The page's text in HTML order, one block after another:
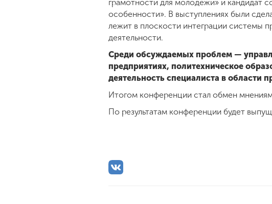
грамотности для молодежи» и кандидат
особенности». В выступлениях были
лежит в плоскости интеграции системы
деятельности.
Среди обсуждаемых проблем —
предприятиях, политехническое
деятельность специалиста в области
Итогом конференции стал обмен
По результатам конференции будет